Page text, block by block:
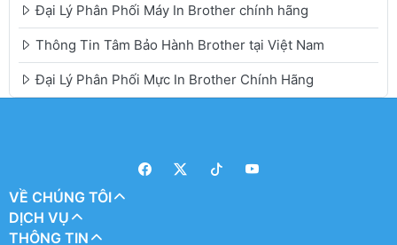
Đại Lý Phân Phối Máy In Brother chính hãng
Thông Tin Tâm Bảo Hành Brother tại Việt Nam
Đại Lý Phân Phối Mực In Brother Chính Hãng
VỀ CHÚNG TÔI
DỊCH VỤ
THÔNG TIN